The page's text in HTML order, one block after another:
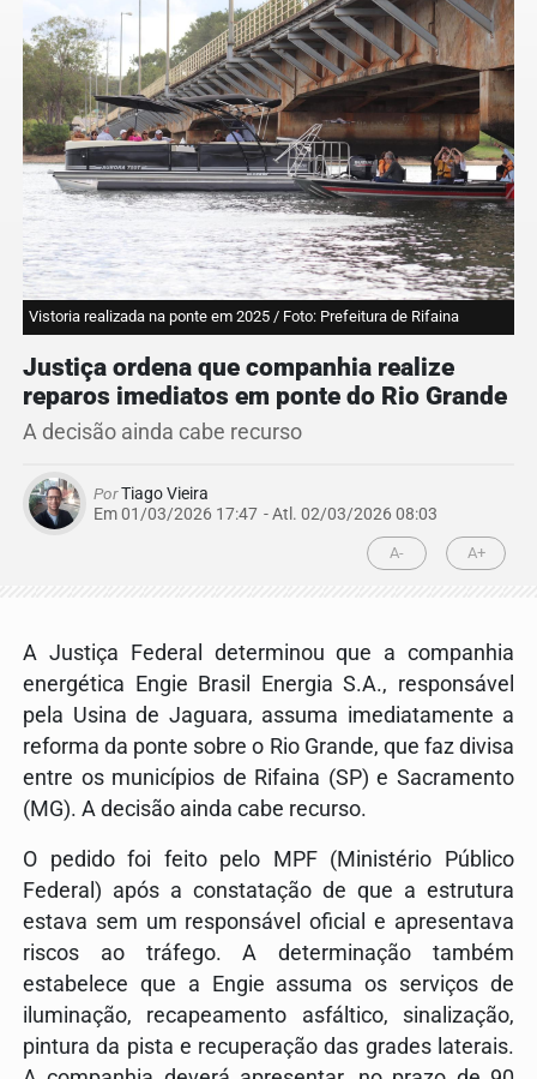
Vistoria realizada na ponte em 2025 / Foto: Prefeitura de Rifaina
Justiça ordena que companhia realize
reparos imediatos em ponte do Rio Grande
A decisão ainda cabe recurso
PorTiago Vieira
Em 01/03/2026 17:47 - Atl. 02/03/2026 08:03
A- A+
A Justiça Federal determinou que a companhia
energética Engie Brasil Energia S.A., responsável
pela Usina de Jaguara, assuma imediatamente a
reforma da ponte sobre o Rio Grande, que faz divisa
entre os municípios de Rifaina (SP) e Sacramento
(MG). A decisão ainda cabe recurso.
O pedido foi feito pelo MPF (Ministério Público
Federal) após a constatação de que a estrutura
estava sem um responsável oficial e apresentava
riscos ao tráfego. A determinação também
estabelece que a Engie assuma os serviços de
iluminação, recapeamento asfáltico, sinalização,
pintura da pista e recuperação das grades laterais.